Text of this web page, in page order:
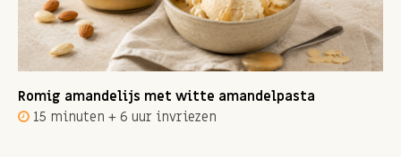
Romig amandelijs met witte amandelpasta
15 minuten + 6 uur invriezen